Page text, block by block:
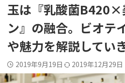
玉は『乳酸菌B420×
ン』の融合。ビオテ
や魅力を解説してい
2019年9月19日 2019年12月29日